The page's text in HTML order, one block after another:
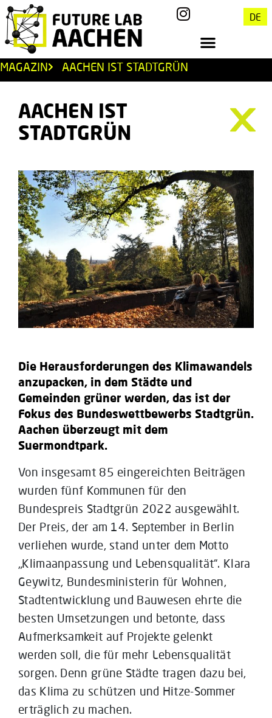
DE
MAGAZIN AACHEN IST STADTGRÜN
AACHEN IST
STADTGRÜN
Die Herausforderungen des Klimawandels
anzupacken, in dem Städte und
Gemeinden grüner werden, das ist der
Fokus des Bundeswettbewerbs Stadtgrün.
Aachen überzeugt mit dem
Suermondtpark.
Von insgesamt 85 eingereichten Beiträgen
wurden fünf Kommunen für den
Bundespreis Stadtgrün 2022 ausgewählt.
Der Preis, der am 14. September in Berlin
verliehen wurde, stand unter dem Motto
„Klimaanpassung und Lebensqualität“. Klara
Geywitz, Bundesministerin für Wohnen,
Stadtentwicklung und Bauwesen ehrte die
besten Umsetzungen und betonte, dass
Aufmerksamkeit auf Projekte gelenkt
werden soll, die für mehr Lebensqualität
sorgen. Denn grüne Städte tragen dazu bei,
das Klima zu schützen und Hitze-Sommer
erträglich zu machen.